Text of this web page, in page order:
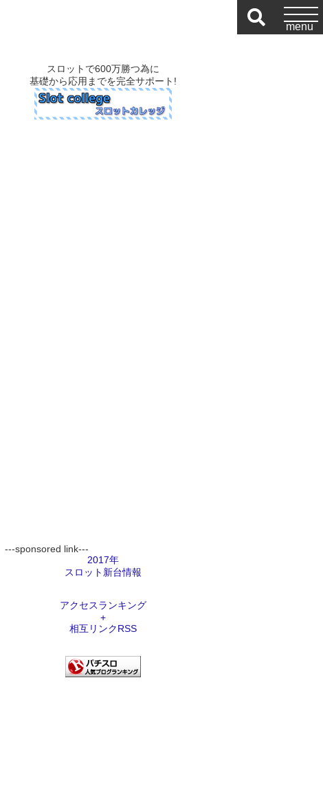
スロットで600万勝つ為に
基礎から応用までを完全サポート!
---sponsored link---
2017年
スロット新台情報
アクセスランキング
+
相互リンクRSS